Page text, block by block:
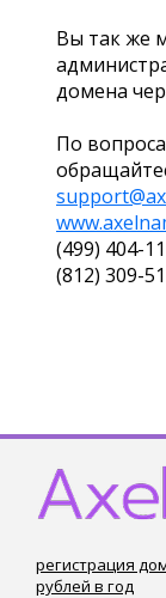
Вы так же
домена
По
(499) 404-
(812) 309-
регистрация
рублей в год